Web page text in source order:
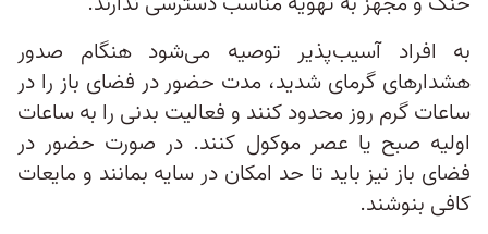
به افراد آسیب‌پذیر توصیه می‌شود هنگام صدور
هشدارهای گرمای شدید، مدت حضور در فضای باز را در
ساعات گرم روز محدود کنند و فعالیت بدنی را به ساعات
اولیه صبح یا عصر موکول کنند. در صورت حضور در
فضای باز نیز باید تا حد امکان در سایه بمانند و مایعات
کافی بنوشند.